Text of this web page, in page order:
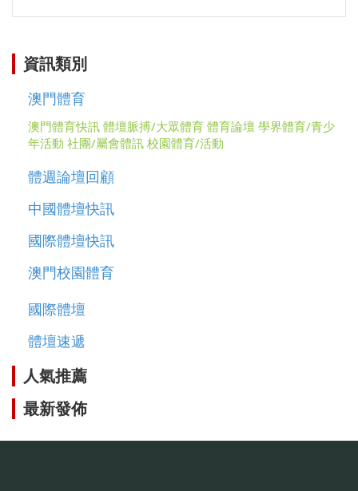
資訊類別
澳門體育
澳門體育快訊 體壇脈搏/大眾體育 體育論壇 學界體育/青少
年活動 社團/屬會體訊 校園體育/活動
體週論壇回顧
中國體壇快訊
國際體壇快訊
澳門校園體育
國際體壇
體壇速遞
人氣推薦
最新發佈